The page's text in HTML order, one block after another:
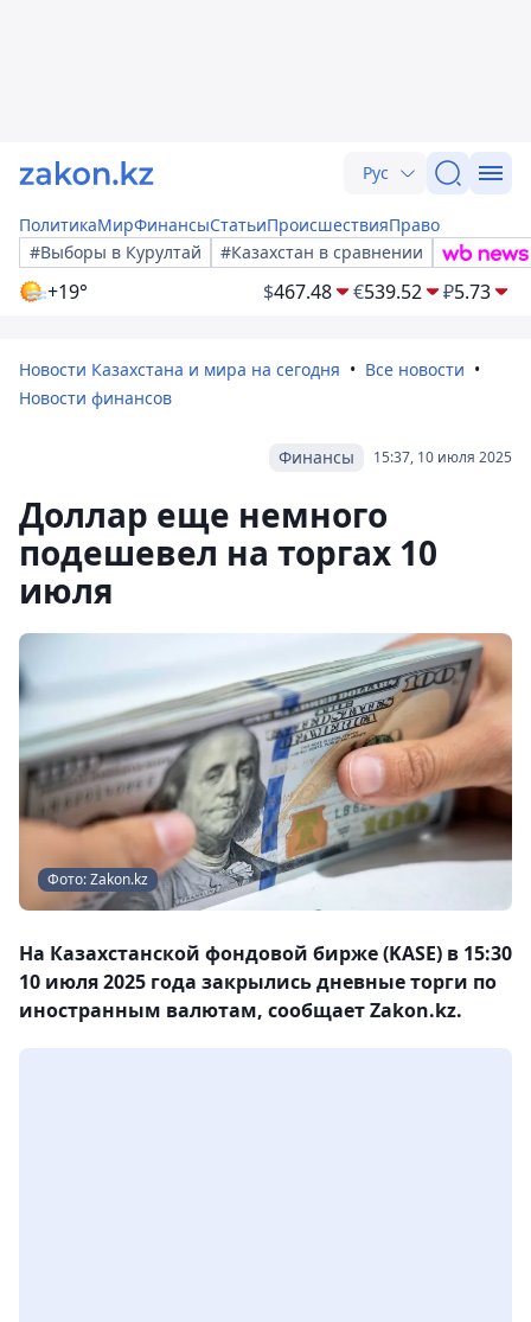
Рус
ПолитикаМирФинансыСтатьиПроисшествияПраво
#Выборы в Курултай
#Казахстан в сравнении
+19° $467.48 €539.52 ₽5.73
Новости Казахстана и мира на сегодня
Все новости
Новости финансов
15:37, 10 июля 2025
Финансы
Доллар еще немного
подешевел на торгах 10
июля
Фото: Zakon.kz
На Казахстанской фондовой бирже (KASE) в 15:30
10 июля 2025 года закрылись дневные торги по
иностранным валютам, сообщает Zakon.kz.